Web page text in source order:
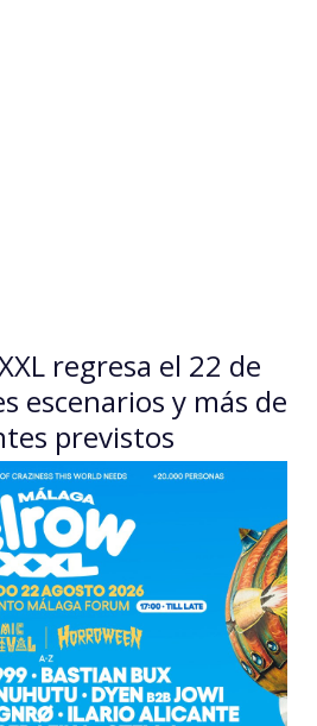
regresa el 22 de
escenarios y más de
previstos